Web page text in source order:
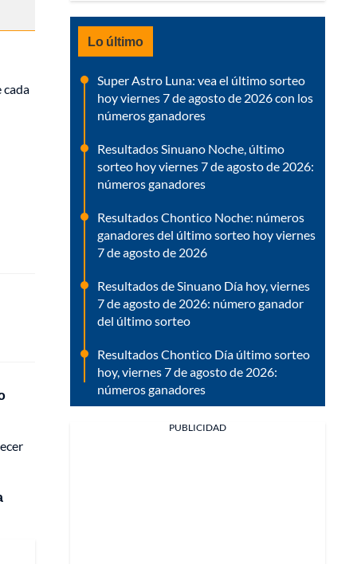
cada
Lo último
Super Astro Luna: vea el último sorteo
hoy viernes 7 de agosto de 2026 con los
números ganadores
Resultados Sinuano Noche, último
sorteo hoy viernes 7 de agosto de 2026:
números ganadores
Resultados Chontico Noche: números
ganadores del último sorteo hoy viernes
7 de agosto de 2026
Resultados de Sinuano Día hoy, viernes
7 de agosto de 2026: número ganador
del último sorteo
Resultados Chontico Día último sorteo
hoy, viernes 7 de agosto de 2026:
números ganadores
PUBLICIDAD